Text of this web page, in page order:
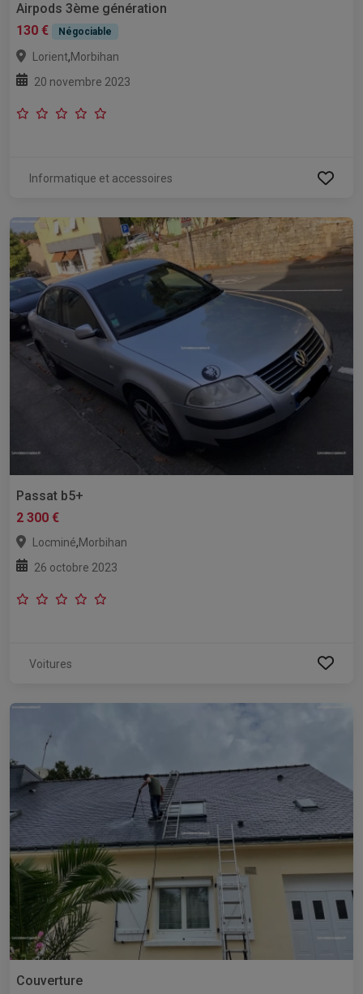
Airpods 3ème génération
130 €
Négociable
Lorient,Morbihan
20 novembre 2023
Informatique et accessoires
Passat b5+
2 300 €
Locminé,Morbihan
26 octobre 2023
Voitures
Couverture